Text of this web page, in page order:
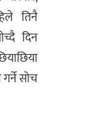
तिनै
दिन
सोच